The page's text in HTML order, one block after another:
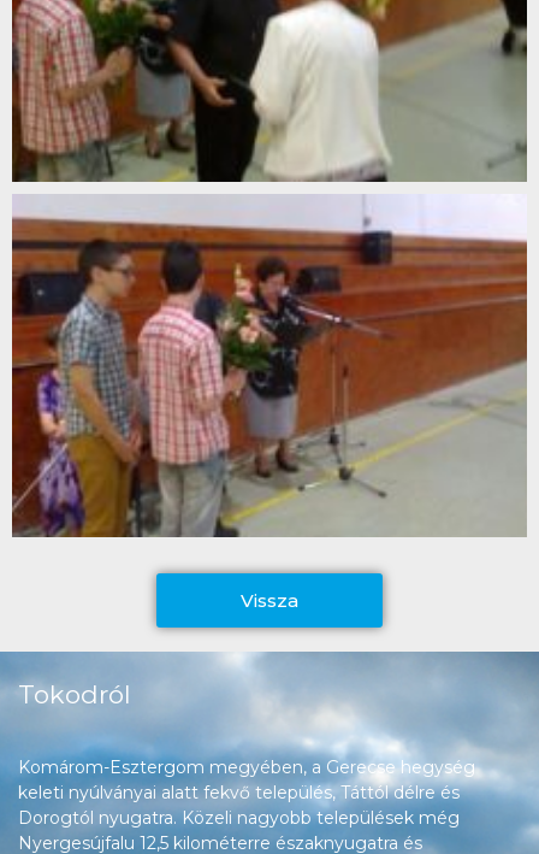
Vissza
Tokodról
Komárom-Esztergom megyében, a Gerecse hegység
keleti nyúlványai alatt fekvő település, Táttól délre és
Dorogtól nyugatra. Közeli nagyobb települések még
Nyergesújfalu 12,5 kilométerre északnyugatra és